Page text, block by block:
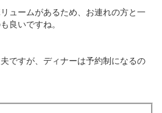
ュームがあるため、お連れの方と一
良いですね。
ですが、ディナーは予約制になるの